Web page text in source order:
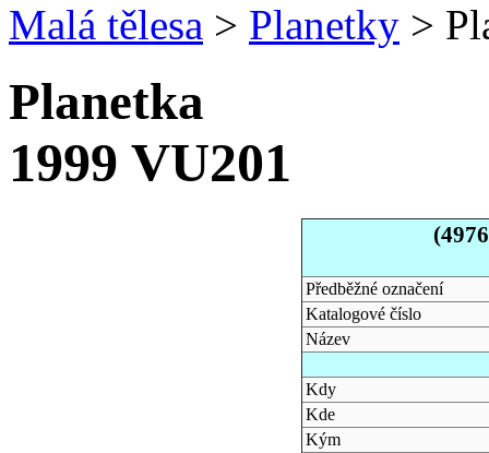
Malá tělesa > Planetky >
Planetka
1999 VU201
Předběžné označení
Katalogové číslo
Název
Kdy
Kde
Kým